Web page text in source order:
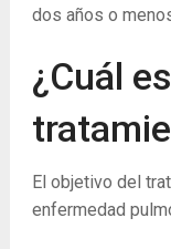
dos años o
¿Cuál
El objetivo del
enfermedad